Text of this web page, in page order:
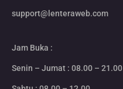
support@lenteraweb.com
Jam Buka :
Senin – Jumat : 08.00 – 21.00